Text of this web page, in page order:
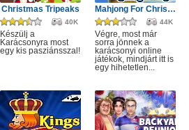
Christmas Tripeaks
40K
Készülj a
Karácsonyra most
egy kis pasziánsszal!
Mahjong For Christmas
44K
Végre, most már
sorra jönnek a
karácsonyi online
játékok, mindjárt itt is
egy hihetetlen...